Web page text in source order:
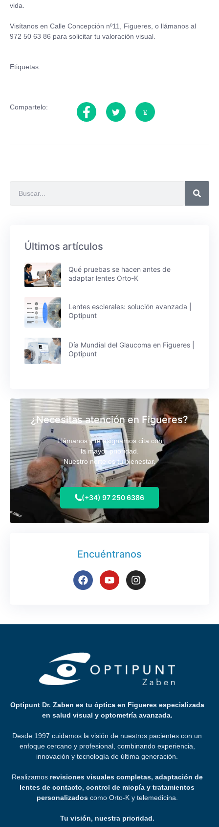
vida.
Visítanos en Calle Concepción nº11, Figueres, o llámanos al
972 50 63 86 para solicitar tu valoración visual.
Etiquetas:
Compartelo:
Últimos artículos
Qué pruebas se hacen antes de
adaptar lentes Orto-K
Lentes esclerales: solución avanzada |
Optipunt
Día Mundial del Glaucoma en Figueres |
Optipunt
¿Necesitas atención en Figueres?
Llámanos y te asignamos cita con
la mayor prioridad.
Nuestro norte es tu bienestar.
(+34) 97 250 6386
Encuéntranos
Optipunt Dr. Zaben es tu óptica en Figueres especializada
en salud visual y optometría avanzada.
Desde 1997 cuidamos la visión de nuestros pacientes con un
enfoque cercano y profesional, combinando experiencia,
innovación y tecnología de última generación.
Realizamos revisiones visuales completas, adaptación de
lentes de contacto, control de miopía y tratamientos
personalizadoscomo Orto-K y telemedicina.
Tu visión, nuestra prioridad.